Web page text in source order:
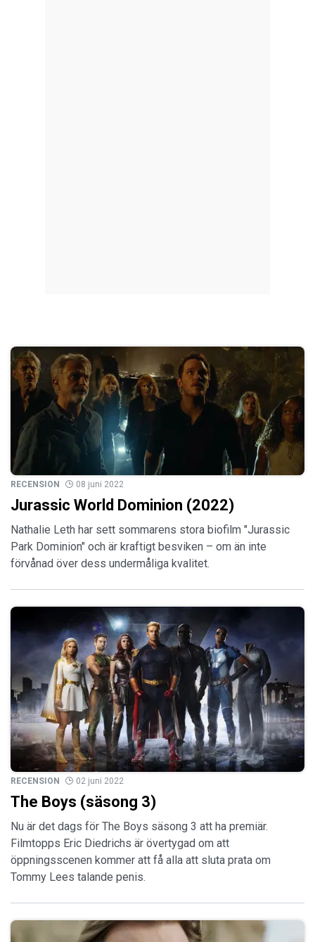
RECENSION 08 juni 2022
Jurassic World Dominion (2022)
Nathalie Leth har sett sommarens stora biofilm "Jurassic
Park Dominion" och är kraftigt besviken – om än inte
förvånad över dess undermåliga kvalitet.
RECENSION 02 juni 2022
The Boys (säsong 3)
Nu är det dags för The Boys säsong 3 att ha premiär.
Filmtopps Eric Diedrichs är övertygad om att
öppningsscenen kommer att få alla att sluta prata om
Tommy Lees talande penis.